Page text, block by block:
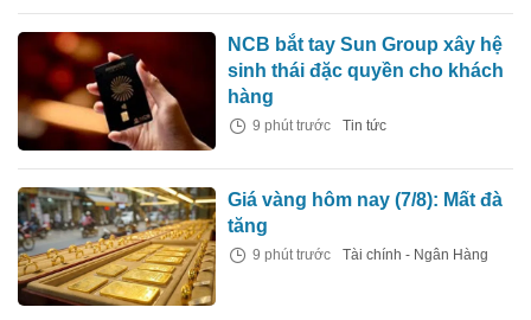
NCB bắt tay Sun Group xây hệ
sinh thái đặc quyền cho khách
hàng
9 phút trước Tin tức
Giá vàng hôm nay (7/8): Mất đà
tăng
9 phút trước Tài chính - Ngân Hàng